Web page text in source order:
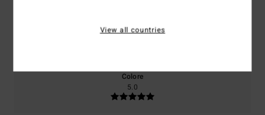
Colore
5.0
View all countries